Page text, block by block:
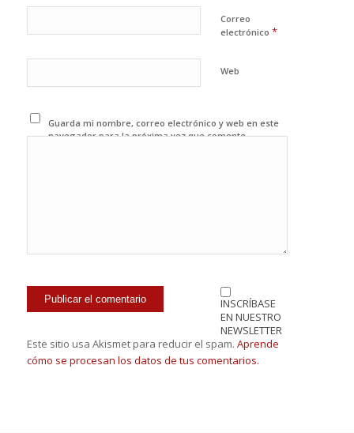
Correo
electrónico *
Web
Guarda mi nombre, correo electrónico y web en este
navegador para la próxima vez que comente.
INSCRÍBASE
EN NUESTRO
NEWSLETTER
Este sitio usa Akismet para reducir el spam. Aprende
cómo se procesan los datos de tus comentarios.